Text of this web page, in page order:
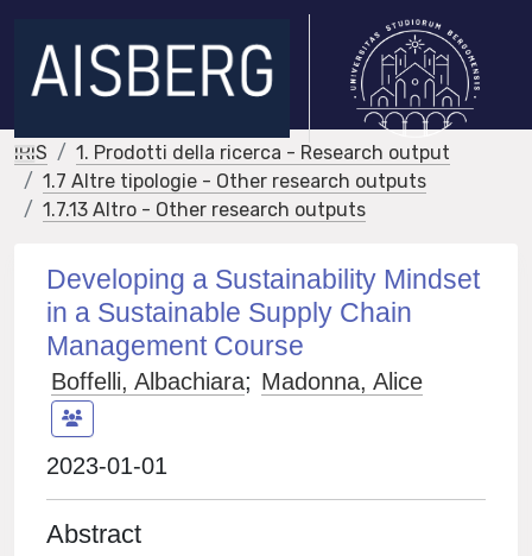
IRIS
1. Prodotti della ricerca - Research output
1.7 Altre tipologie - Other research outputs
1.7.13 Altro - Other research outputs
Developing a Sustainability Mindset
in a Sustainable Supply Chain
Management Course
Boffelli, Albachiara; Madonna, Alice
2023-01-01
Abstract